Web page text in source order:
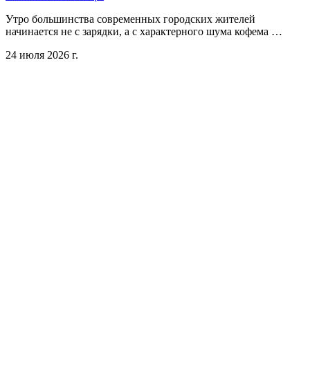
Утро большинства современных городских жителей
начинается не с зарядки, а с характерного шума кофема …
24 июля 2026 г.